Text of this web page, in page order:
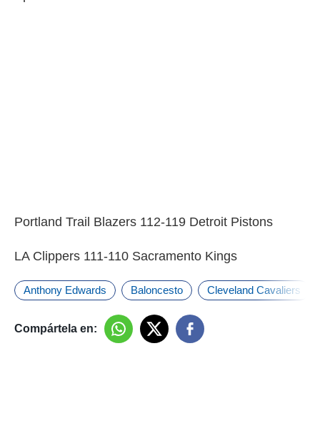
Portland Trail Blazers 112-119 Detroit Pistons
LA Clippers 111-110 Sacramento Kings
Anthony Edwards Baloncesto Cleveland Cavaliers
Compártela en: